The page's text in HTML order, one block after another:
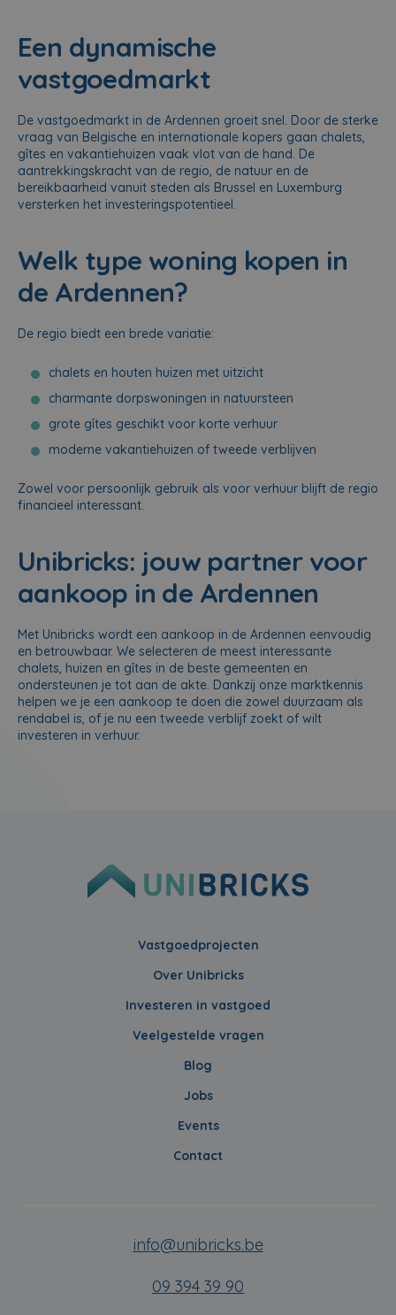
Een dynamische
vastgoedmarkt
De vastgoedmarkt in de Ardennen groeit snel. Door de sterke
vraag van Belgische en internationale kopers gaan chalets,
gîtes en vakantiehuizen vaak vlot van de hand. De
aantrekkingskracht van de regio, de natuur en de
bereikbaarheid vanuit steden als Brussel en Luxemburg
versterken het investeringspotentieel.
Welk type woning kopen in
de Ardennen?
De regio biedt een brede variatie:
chalets en houten huizen met uitzicht
charmante dorpswoningen in natuursteen
grote gîtes geschikt voor korte verhuur
moderne vakantiehuizen of tweede verblijven
Zowel voor persoonlijk gebruik als voor verhuur blijft de regio
financieel interessant.
Unibricks: jouw partner voor
aankoop in de Ardennen
Met Unibricks wordt een aankoop in de Ardennen eenvoudig
en betrouwbaar. We selecteren de meest interessante
chalets, huizen en gîtes in de beste gemeenten en
ondersteunen je tot aan de akte. Dankzij onze marktkennis
helpen we je een aankoop te doen die zowel duurzaam als
rendabel is, of je nu een tweede verblijf zoekt of wilt
investeren in verhuur.
Vastgoedprojecten
Over Unibricks
Investeren in vastgoed
Veelgestelde vragen
Blog
Jobs
Events
Contact
info@unibricks.be
09 394 39 90